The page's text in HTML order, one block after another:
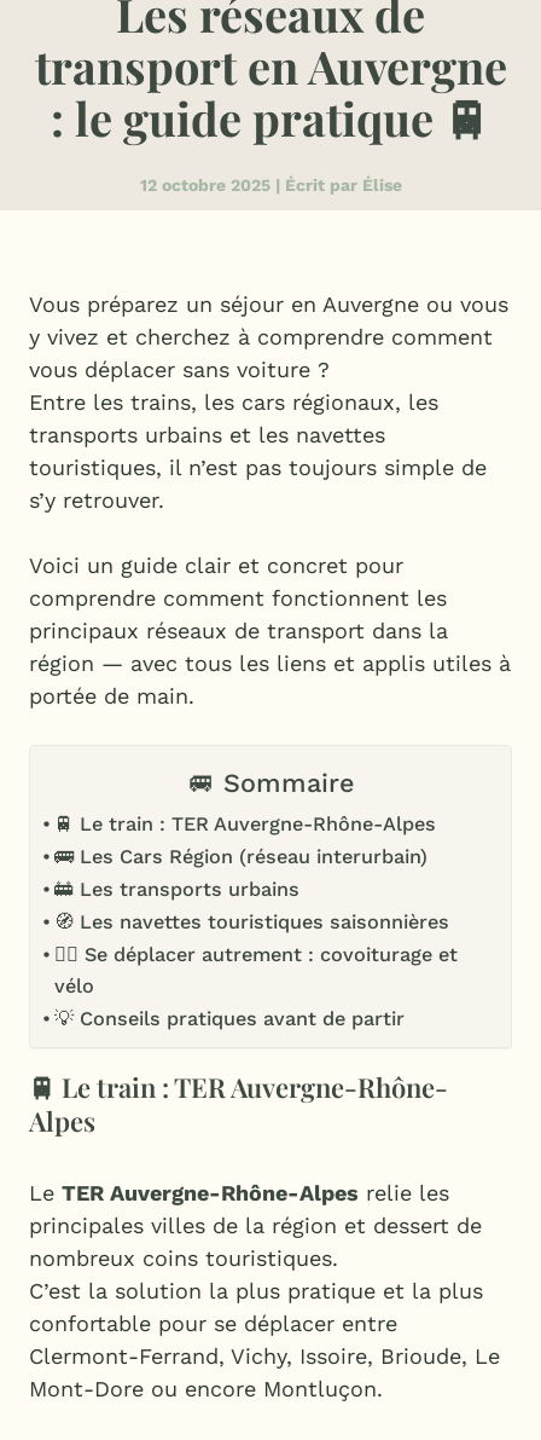
Les réseaux de
transport en Auvergne
: le guide pratique 🚆
12 octobre 2025 | Écrit par Élise
Vous préparez un séjour en Auvergne ou vous
y vivez et cherchez à comprendre comment
vous déplacer sans voiture ?
Entre les trains, les cars régionaux, les
transports urbains et les navettes
touristiques, il n’est pas toujours simple de
s’y retrouver.
Voici un guide clair et concret pour
comprendre comment fonctionnent les
principaux réseaux de transport dans la
région — avec tous les liens et applis utiles à
portée de main.
🚐 Sommaire
🚆 Le train : TER Auvergne-Rhône-Alpes
🚌 Les Cars Région (réseau interurbain)
🚋 Les transports urbains
🧭 Les navettes touristiques saisonnières
🚴‍♀️ Se déplacer autrement : covoiturage et
vélo
💡 Conseils pratiques avant de partir
🚆 Le train : TER Auvergne-Rhône-
Alpes
Le TER Auvergne-Rhône-Alpes relie les
principales villes de la région et dessert de
nombreux coins touristiques.
C’est la solution la plus pratique et la plus
confortable pour se déplacer entre
Clermont-Ferrand, Vichy, Issoire, Brioude, Le
Mont-Dore ou encore Montluçon.